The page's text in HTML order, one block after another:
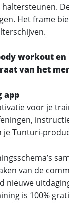
Het frame
workout
van het
app
voor je
je Tunturi-
van de
nieuwe
is 100%